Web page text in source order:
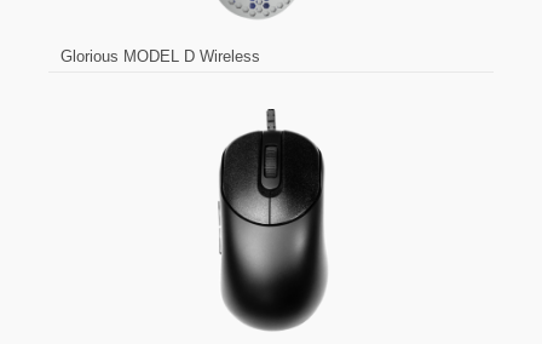
Glorious MODEL D Wireless